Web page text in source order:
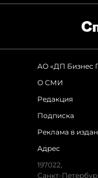
АО «ДП Бизнес
О СМИ
Редакция
Подписка
Реклама в
Адрес
197022,
Санкт-